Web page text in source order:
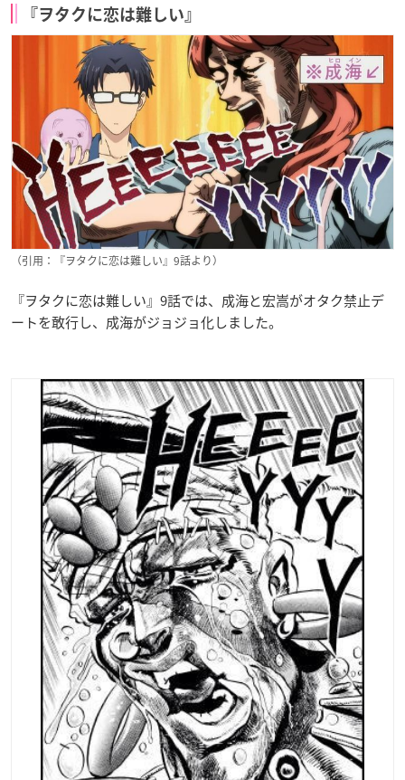
『ヲタクに恋は難しい』
（引用：『ヲタクに恋は難しい』9話より）
『ヲタクに恋は難しい』9話では、成海と宏嵩がオタク禁止デ
ートを敢行し、成海がジョジョ化しました。